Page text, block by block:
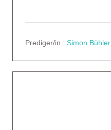
Prediger/in : Simon Bühler